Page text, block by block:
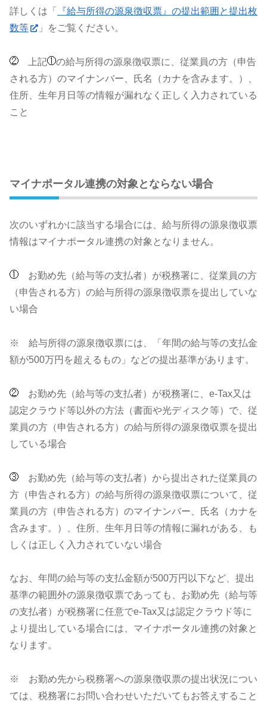
詳しくは「
『給与所得の源泉徴収票』の提出範囲と提出枚
数等
」をご覧ください。
上記
の給与所得の源泉徴収票に、従業員の方（申告
される方）のマイナンバー、氏名（カナを含みます。）、
住所、生年月日等の情報が漏れなく正しく入力されている
こと
マイナポータル連携の対象とならない場合
次のいずれかに該当する場合には、給与所得の源泉徴収票
情報はマイナポータル連携の対象となりません。
お勤め先（給与等の支払者）が税務署に、従業員の方
（申告される方）の給与所得の源泉徴収票を提出していな
い場合
※ 給与所得の源泉徴収票には、「年間の給与等の支払金
額が500万円を超えるもの」などの提出基準があります。
お勤め先（給与等の支払者）が税務署に、e-Tax又は
認定クラウド等以外の方法（書面や光ディスク等）で、従
業員の方（申告される方）の給与所得の源泉徴収票を提出
している場合
お勤め先（給与等の支払者）から提出された従業員の
方（申告される方）の給与所得の源泉徴収票について、従
業員の方（申告される方）のマイナンバー、氏名（カナを
含みます。）、住所、生年月日等の情報に漏れがある、も
しくは正しく入力されていない場合
なお、年間の給与等の支払金額が500万円以下など、提出
基準の範囲外の源泉徴収票であっても、お勤め先（給与等
の支払者）が税務署に任意でe-Tax又は認定クラウド等に
より提出している場合には、マイナポータル連携の対象と
なります。
※ お勤め先から税務署への源泉徴収票の提出状況につい
ては、税務署にお問い合わせいただいてもお答えすること